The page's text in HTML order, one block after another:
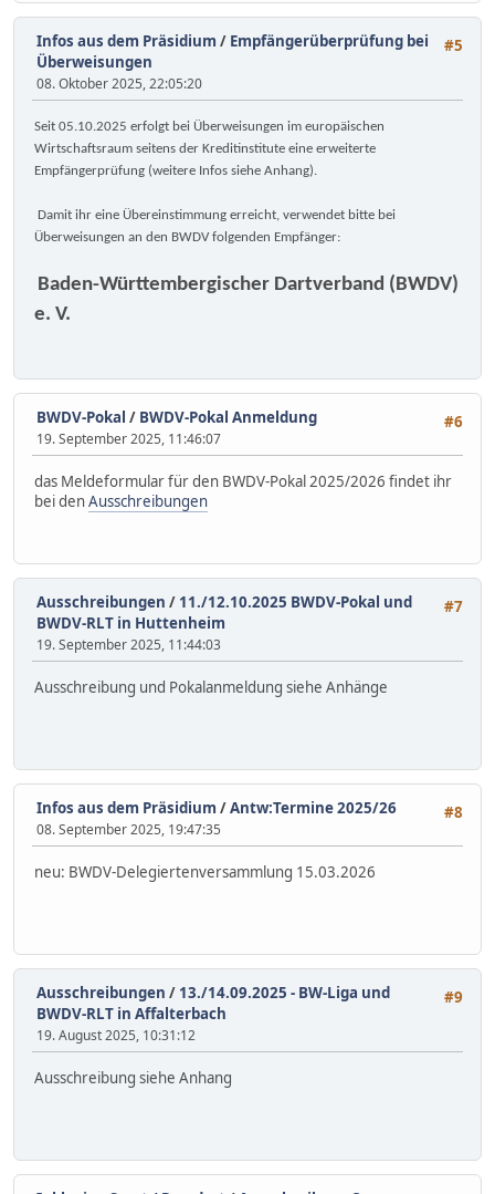
#5
Infos aus dem Präsidium / Empfängerüberprüfung bei
Überweisungen
08. Oktober 2025, 22:05:20
Seit 05.10.2025 erfolgt bei Überweisungen im europäischen
Wirtschaftsraum seitens der Kreditinstitute eine erweiterte
Empfängerprüfung (weitere Infos siehe Anhang).
Damit ihr eine Übereinstimmung erreicht, verwendet bitte bei
Überweisungen an den BWDV folgenden Empfänger:
Baden-Württembergischer Dartverband (BWDV)
e. V.
#6
BWDV-Pokal / BWDV-Pokal Anmeldung
19. September 2025, 11:46:07
das Meldeformular für den BWDV-Pokal 2025/2026 findet ihr
bei denAusschreibungen
#7
Ausschreibungen / 11./12.10.2025 BWDV-Pokal und
BWDV-RLT in Huttenheim
19. September 2025, 11:44:03
Ausschreibung und Pokalanmeldung siehe Anhänge
#8
Infos aus dem Präsidium /Antw:Termine 2025/26
08. September 2025, 19:47:35
neu: BWDV-Delegiertenversammlung 15.03.2026
#9
Ausschreibungen / 13./14.09.2025 - BW-Liga und
BWDV-RLT in Affalterbach
19. August 2025, 10:31:12
Ausschreibung siehe Anhang